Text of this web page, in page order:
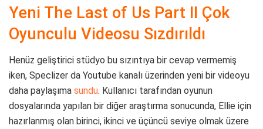
Yeni The Last of Us Part II Çok
Oyunculu Videosu Sızdırıldı
Henüz geliştirici stüdyo bu sızıntıya bir cevap vermemiş
iken, Speclizer da Youtube kanalı üzerinden yeni bir videoyu
daha paylaşıma sundu. Kullanıcı tarafından oyunun
dosyalarında yapılan bir diğer araştırma sonucunda, Ellie için
hazırlanmış olan birinci, ikinci ve üçüncü seviye olmak üzere